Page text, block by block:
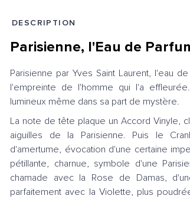
DESCRIPTION
Parisienne, l'Eau de
Parisienne par Yves Saint Laurent, l'eau
l'empreinte de l'homme qui l'a
lumineux même dans sa part de mystère.
La note de tête plaque un Accord Vinyle,
aiguilles de la Parisienne. Puis le
d'amertume, évocation d'une certaine
pétillante, charnue, symbole d'une
chamade avec la Rose de Damas,
parfaitement avec la Violette, plus